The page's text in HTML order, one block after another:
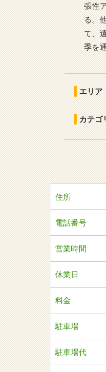
張性
る。
て、
季を
エリア
カテゴ
住所
電話番号
営業時間
休業日
料金
駐車場
駐車場代